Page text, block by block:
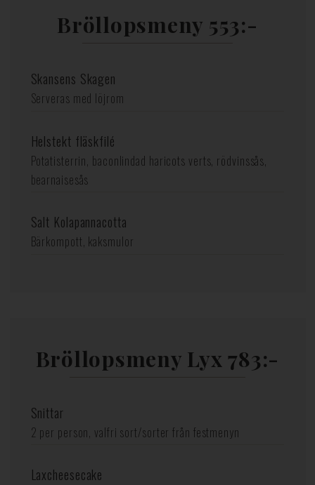
Bröllopsmeny 553:-
Skansens Skagen
Serveras med löjrom
Helstekt fläskfilé
Potatisterrin, baconlindad haricots verts, rödvinssås,
bearnaisesås
Salt Kolapannacotta
Bärkompott, kaksmulor
Bröllopsmeny Lyx 783:-
Snittar
2 per person, valfri sort/sorter från festmenyn
Laxcheesecake